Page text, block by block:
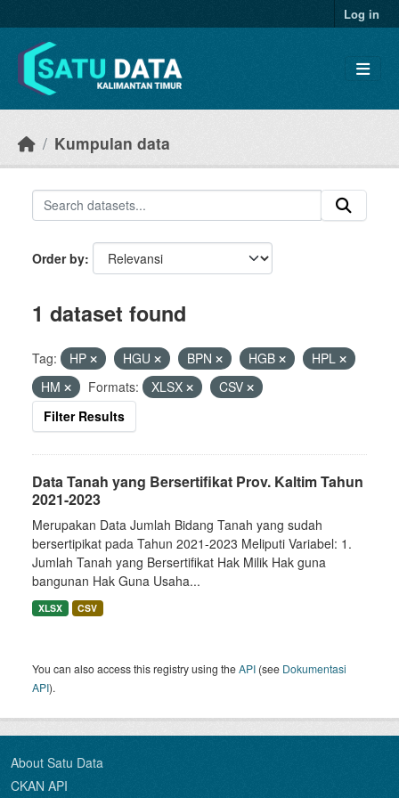
Log in
Kumpulan data
Order by
1 dataset found
Tag: HP HGU BPN HGB
HPL
HM
Formats: XLSX
CSV
Filter Results
Data Tanah yang Bersertifikat Prov. Kaltim Tahun
2021-2023
Merupakan Data Jumlah Bidang Tanah yang sudah
bersertipikat pada Tahun 2021-2023 Meliputi Variabel: 1.
Jumlah Tanah yang Bersertifikat Hak Milik Hak guna
bangunan Hak Guna Usaha...
XLSX CSV
You can also access this registry using theAPI (see Dokumentasi
API).
About Satu Data
CKAN API